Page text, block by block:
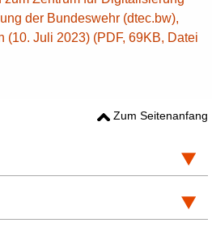
der Bundeswehr (dtec.bw),
(10. Juli 2023) (PDF, 69KB, Datei
Zum Seitenanfang